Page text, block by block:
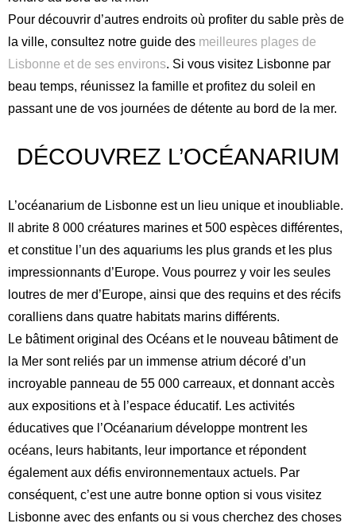
Anglais
Espagnol
Allemand
Français
Italien
Portugais - du Portugal
Russe
Pour découvrir d’autres endroits où profiter du sable près de
la ville, consultez notre guide des meilleures plages de
Lisbonne et de ses environs. Si vous visitez Lisbonne par
beau temps, réunissez la famille et profitez du soleil en
passant une de vos journées de détente au bord de la mer.
DÉCOUVREZ L’OCÉANARIUM
L’océanarium de Lisbonne est un lieu unique et inoubliable.
Il abrite 8 000 créatures marines et 500 espèces différentes,
et constitue l’un des aquariums les plus grands et les plus
impressionnants d’Europe. Vous pourrez y voir les seules
loutres de mer d’Europe, ainsi que des requins et des récifs
coralliens dans quatre habitats marins différents.
Le bâtiment original des Océans et le nouveau bâtiment de
la Mer sont reliés par un immense atrium décoré d’un
incroyable panneau de 55 000 carreaux, et donnant accès
aux expositions et à l’espace éducatif. Les activités
éducatives que l’Océanarium développe montrent les
océans, leurs habitants, leur importance et répondent
également aux défis environnementaux actuels. Par
conséquent, c’est une autre bonne option si vous visitez
Lisbonne avec des enfants ou si vous cherchez des choses